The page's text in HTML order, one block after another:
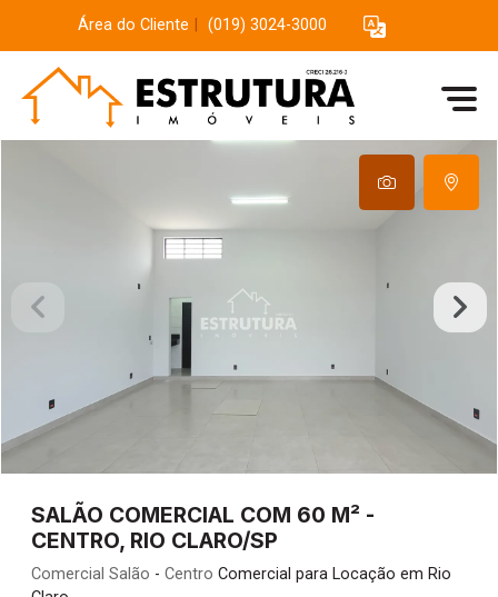
Área do Cliente (019) 3024-3000
SALÃO COMERCIAL COM 60 M² -
CENTRO, RIO CLARO/SP
Comercial Salão - Centro Comercial para Locação em Rio